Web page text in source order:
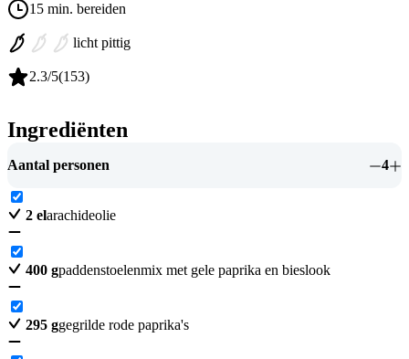
15 min. bereiden
licht pittig
2.3/5(153)
Ingrediënten
Aantal personen 4
2 elarachideolie
400 gpaddenstoelenmix met gele paprika en bieslook
295 ggegrilde rode paprika's